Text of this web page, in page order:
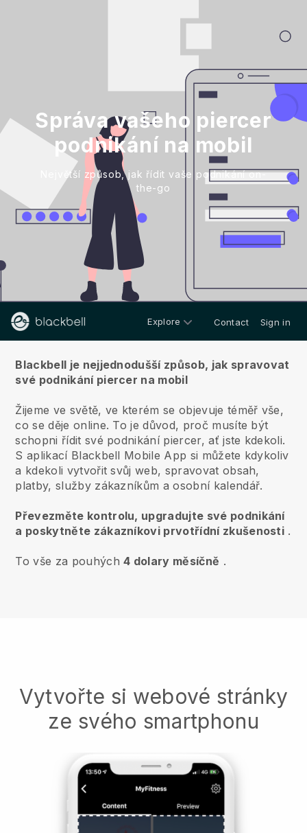
Správa vašeho piercer
podnikání na mobil
Největší způsob, jak řídit vaše podnikání on-
the-go
Explore Contact Sign in
Blackbell je nejjednodušší způsob, jak spravovat
své podnikání piercer na mobil
Žijeme ve světě, ve kterém se objevuje téměř vše,
co se děje online. To je důvod, proč musíte být
schopni řídit své podnikání piercer, ať jste kdekoli.
S aplikací Blackbell Mobile App si můžete kdykoliv
a kdekoli vytvořit svůj web, spravovat obsah,
platby, služby zákazníkům a osobní kalendář.
Převezměte kontrolu, upgradujte své podnikání
a poskytněte zákazníkovi prvotřídní zkušenosti .
To vše za pouhých4 dolary měsíčně .
Vytvořte si webové stránky
ze svého smartphonu